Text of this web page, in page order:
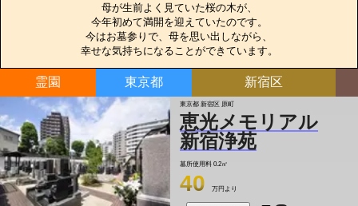
母が生前よく見ていた桜の木が、
今年初めて満開を迎えていたのです。
今はお墓参りで、母を思い出しながら、
幸せな気持ちになることができています。
霊園 東京都 新宿区
東京都 新宿区 原町
恵光メモリアル
新宿浄苑
墓所使用料 0.2㎡
40 万円より